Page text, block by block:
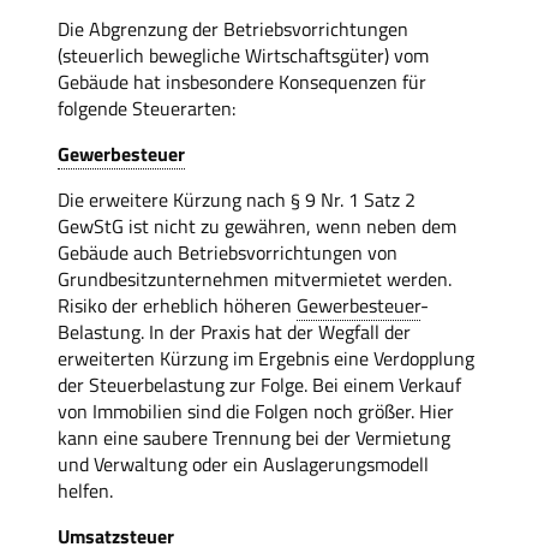
Die Abgrenzung der Betriebsvorrichtungen
(steuerlich bewegliche Wirtschaftsgüter) vom
Gebäude hat insbesondere Konsequenzen für
folgende Steuerarten:
Gewerbesteuer
Die erweitere Kürzung nach § 9 Nr. 1 Satz 2
GewStG ist nicht zu gewähren, wenn neben dem
Gebäude auch Betriebsvorrichtungen von
Grundbesitzunternehmen mitvermietet werden.
Risiko der erheblich höheren Gewerbesteuer-
Belastung. In der Praxis hat der Wegfall der
erweiterten Kürzung im Ergebnis eine Verdopplung
der Steuerbelastung zur Folge. Bei einem Verkauf
von Immobilien sind die Folgen noch größer. Hier
kann eine saubere Trennung bei der Vermietung
und Verwaltung oder ein Auslagerungsmodell
helfen.
Umsatzsteuer